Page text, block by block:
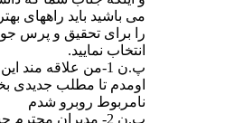
می باشید باید راههای
را برای تحقیق و پرس
انتخاب نمایید.
پ.ن 1-من علاقه مند
اومدم تا مطلب جدیدی
نامربوط روبرو شدم
پ.ن 2- مدیران